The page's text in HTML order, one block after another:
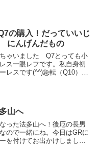
の購入！だっていいじ
にんげんだもの
ゃいました Q7とっても小
ス一眼レフです。私自身初
レスです(^^)急転（Q10）直
山へ
った法多山へ！後厄の長男
ので一緒にね。今日はGRに
を付けてお出かけしまし